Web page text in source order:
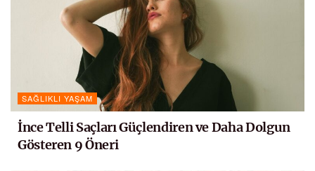
SAĞLIKLI YAŞAM
İnce Telli Saçları Güçlendiren ve Daha Dolgun
Gösteren 9 Öneri